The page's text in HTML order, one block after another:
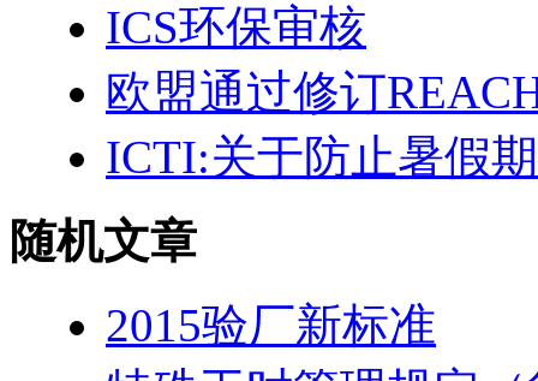
ICS环保审核
欧盟通过修订
ICTI:关于防止暑假
随机文章
2015验厂新标准